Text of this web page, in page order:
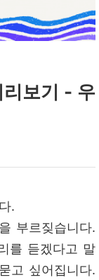
보기 - 우
.
부르짖습니다.
를 듣겠다고 말
고 싶어집니다.